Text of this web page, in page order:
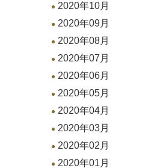
2020年10月
2020年09月
2020年08月
2020年07月
2020年06月
2020年05月
2020年04月
2020年03月
2020年02月
2020年01月